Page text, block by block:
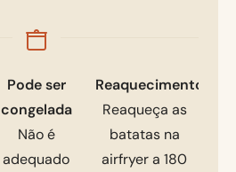
Pode ser
congelada
Não é
adequado
Reaquecimento
Reaqueça as
batatas na
airfryer a 180